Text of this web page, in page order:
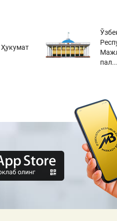
Ҳукумат
пал...